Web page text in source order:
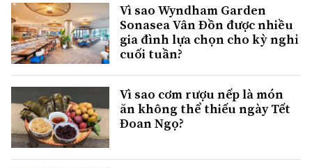
Vì sao Wyndham Garden
Sonasea Vân Đồn được nhiều
gia đình lựa chọn cho kỳ nghỉ
cuối tuần?
Vì sao cơm rượu nếp là món
ăn không thể thiếu ngày Tết
Đoan Ngọ?